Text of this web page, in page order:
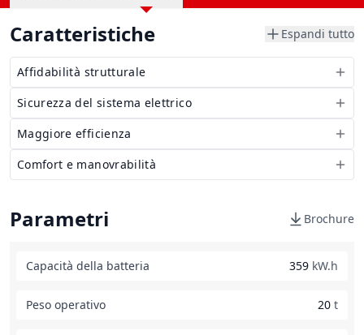
Caratteristiche Espandi tutto
Affidabilità strutturale
Sicurezza del sistema elettrico
Maggiore efficienza
Comfort e manovrabilità
Parametri Brochure
Capacità della batteria 359 kW.h
Peso operativo 20 t